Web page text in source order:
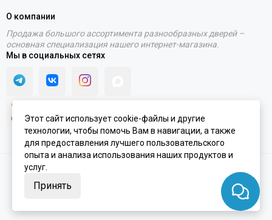
О компании
Продажа большого ассортимента разнообразных дверей –
основная специализация нашего интернет-магазина.
Мы в социальных сетях
2020 - 2026 © Интернет-магазин PORTALINI | ИП Колесников Антон
Игоревич ОГРНИП 317910200048870 ИНН 911104899610
Этот сайт использует cookie-файлы и другие
технологии, чтобы помочь Вам в навигации, а также
для предоставления лучшего пользовательского
опыта и анализа использования наших продуктов и
услуг.
Принять